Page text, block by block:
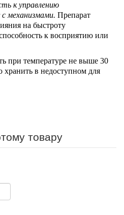
к управлению
механизмами. Препарат
на быстроту
к восприятию или
при температуре не выше 30
хранить в недоступном для
товару